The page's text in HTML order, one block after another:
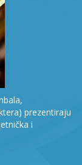
prezentiraju
i